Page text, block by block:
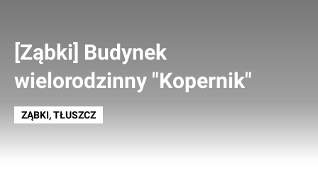
[Ząbki] Budynek
wielorodzinny "Kopernik"
ZĄBKI, TŁUSZCZ